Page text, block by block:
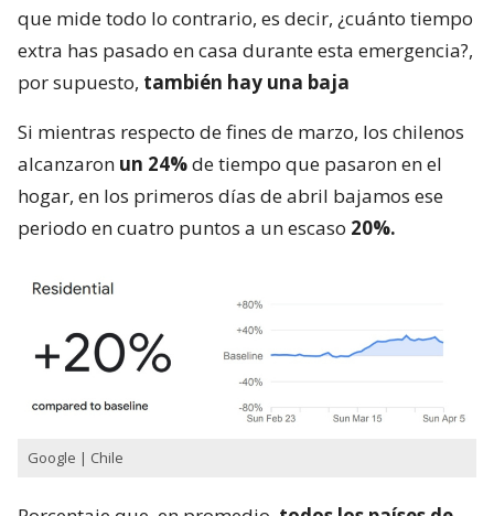
que mide todo lo contrario, es decir, ¿cuánto tiempo
extra has pasado en casa durante esta emergencia?,
por supuesto, también hay una baja
Si mientras respecto de fines de marzo, los chilenos
alcanzaron un 24%de tiempo que pasaron en el
hogar, en los primeros días de abril bajamos ese
periodo en cuatro puntos a un escaso 20%.
Google | Chile